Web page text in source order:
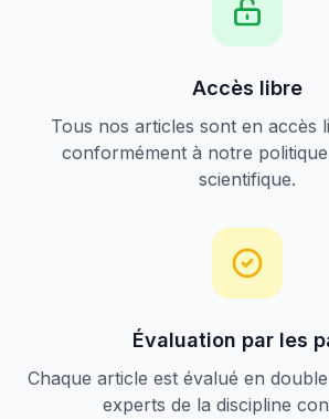
Accès libre
Tous nos articles sont en accès
conformément à notre
scientifique.
Évaluation par les
Chaque article est évalué en
experts de la discipline